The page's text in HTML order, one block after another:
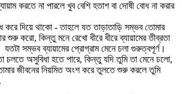
করতে না পারলে খুব বেশি হতাশ বা দোষী বোধ না করার
করে দিয়ে থাকো - তাহলে যত তাড়াতাড়ি সম্ভব তোমার
শুরু করো, কিন্তু মনে রেখো ধীরে ধীরে ব্যায়ামের তীব্রতা
যতটা সম্ভব ব্যায়ামের প্রোগ্রাম মেনে চলা গুরুত্বপূর্ণ।
অসুবিধা হতে পারে, কিন্তু যদি তুমি তা মেনে চলো,
জীবনের নিয়মিত অংশ করে তুলতে শুরু করলে তুমি